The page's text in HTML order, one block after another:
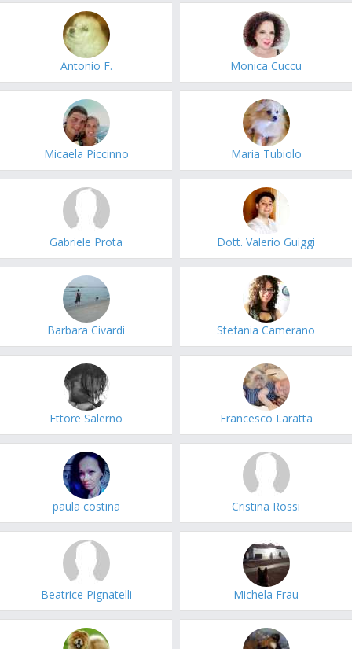
Antonio F. Monica Cuccu
Micaela Piccinno Maria Tubiolo
Gabriele Prota Dott. Valerio Guiggi
Barbara Civardi Stefania Camerano
Ettore Salerno Francesco Laratta
paula costina Cristina Rossi
Beatrice Pignatelli Michela Frau